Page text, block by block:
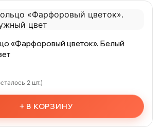
«Фарфоровый цветок». Белый
2 шт.)
+ В КОРЗИНУ